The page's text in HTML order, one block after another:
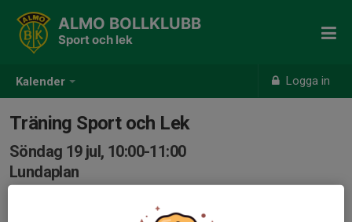
Kalender Logga in
ALMO BOLLKLUBB
Sport och lek
Träning Sport och Lek
Söndag 19 jul, 10:00-11:00
Lundaplan